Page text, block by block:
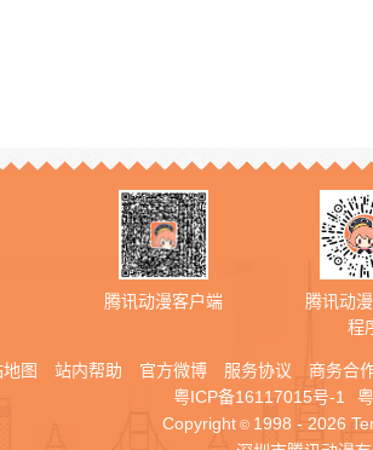
腾讯动漫客户端
腾讯动
程
地图 站内帮助 官方微博 服务协议 商务合
粤ICP备16117015号-1
Copyright © 1998 - 2026